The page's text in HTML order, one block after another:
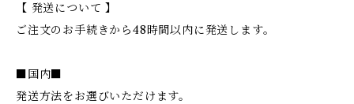
【 発送について 】
ご注文のお手続きから48時間以内に発送します。
■国内■
発送方法をお選びいただけます。